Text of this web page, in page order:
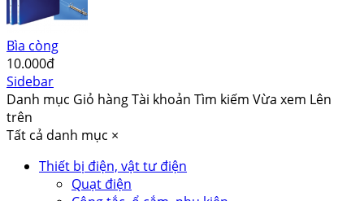
Bìa còng
10.000đ
Sidebar
Danh mục Giỏ hàngTài khoản Tìm kiếm Vừa xem Lên
trên
Tất cả danh mục ×
Thiết bị điện, vật tư điện
Quạt điện